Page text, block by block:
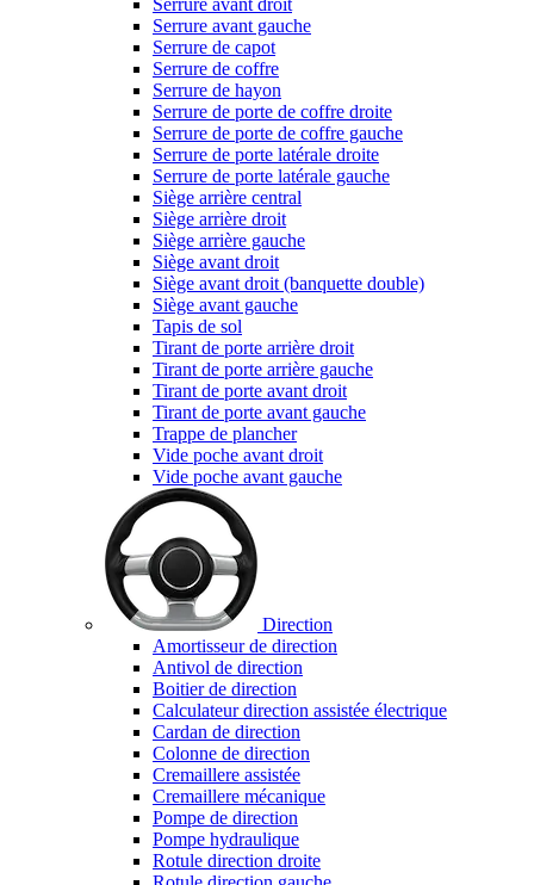
Serrure avant droit
Serrure avant gauche
Serrure de capot
Serrure de coffre
Serrure de hayon
Serrure de porte de coffre droite
Serrure de porte de coffre gauche
Serrure de porte latérale droite
Serrure de porte latérale gauche
Siège arrière central
Siège arrière droit
Siège arrière gauche
Siège avant droit
Siège avant droit (banquette double)
Siège avant gauche
Tapis de sol
Tirant de porte arrière droit
Tirant de porte arrière gauche
Tirant de porte avant droit
Tirant de porte avant gauche
Trappe de plancher
Vide poche avant droit
Vide poche avant gauche
Direction
Amortisseur de direction
Antivol de direction
Boitier de direction
Calculateur direction assistée électrique
Cardan de direction
Colonne de direction
Cremaillere assistée
Cremaillere mécanique
Pompe de direction
Pompe hydraulique
Rotule direction droite